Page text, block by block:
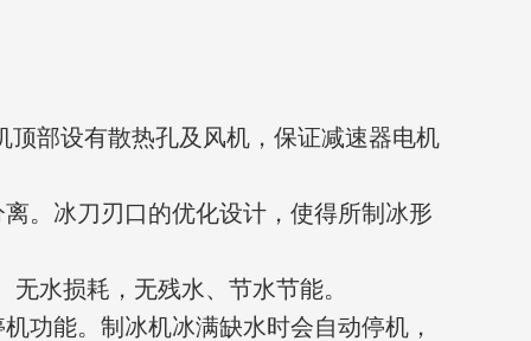
部设有散热孔及风机，保证减速器电机
。冰刀刃口的优化设计，使得所制冰形
水损耗，无残水、节水节能。
功能。制冰机冰满缺水时会自动停机，